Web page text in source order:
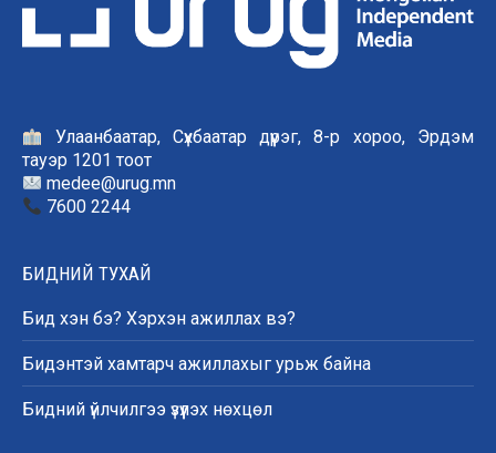
Улаанбаатар, Сүхбаатар дүүрэг, 8-р хороо, Эрдэм
тауэр 1201 тоот
medee@urug.mn
7600 2244
БИДНИЙ ТУХАЙ
Бид хэн бэ? Хэрхэн ажиллах вэ?
Бидэнтэй хамтарч ажиллахыг урьж байна
Бидний үйлчилгээ үзүүлэх нөхцөл